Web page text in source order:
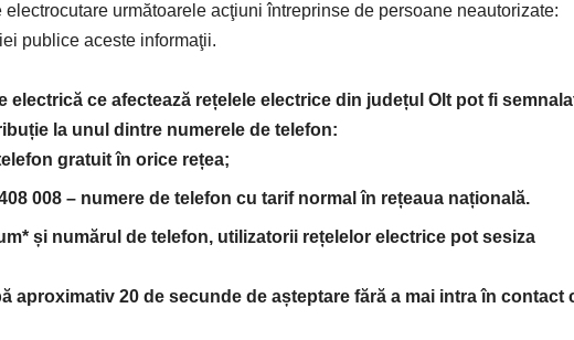
următoarele acţiuni întreprinse de persoane neautorizate:
publice aceste informaţii.
electrică ce afectează rețelele electrice din județul Olt pot fi
la unul dintre numerele de telefon:
gratuit în orice rețea;
008 – numere de telefon cu tarif normal în rețeaua națională.
și numărul de telefon, utilizatorii rețelelor electrice pot sesiza
aproximativ 20 de secunde de așteptare fără a mai intra în contact